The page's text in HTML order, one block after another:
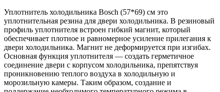
Уплотнитель холодильника Bosch (57*69) см это
уплотнительная резина для двери холодильника. В резиновый
профиль уплотнителя встроен гибкий магнит, который
обеспечивает плотное и равномерное усиление прилегания к
двери холодильника. Магнит не деформируется при изгибах.
Основная функция уплотнителя — создать герметичное
соединение двери с корпусом холодильника, препятствуя
проникновению теплого воздуха в холодильную и
морозильную камеры. Таким образом, создание и